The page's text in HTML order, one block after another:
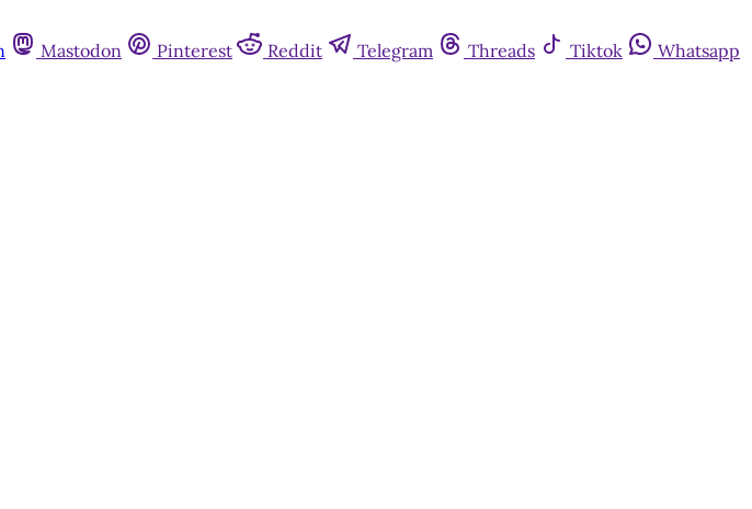
Mastodon Pinterest Reddit Telegram Threads Tiktok
Whatsapp